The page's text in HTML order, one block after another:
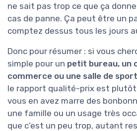
ne sait pas trop ce que ça
cas de panne. Ça peut être un
comptez dessus tous les jours
Donc pour résumer : si vous
simple pour un petit bureau, un
commerce ou une salle de
le rapport qualité-prix est
vous en avez marre des
une famille ou un usage très
que c’est un peu trop, autant